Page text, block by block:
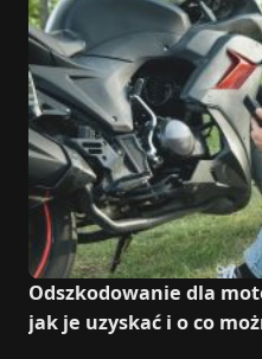
Odszkodowanie dla
jak je uzyskać i o co